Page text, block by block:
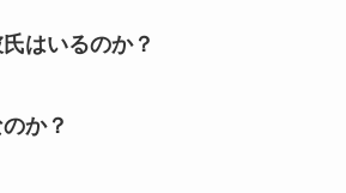
はいるのか？
か？